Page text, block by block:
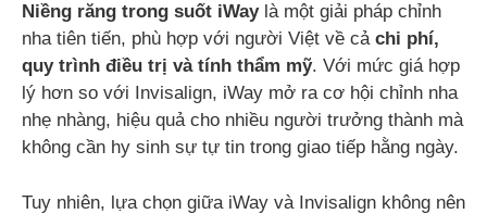
Niềng răng trong suốt iWaylà một giải pháp chỉnh
nha tiên tiến, phù hợp với người Việt về cả chi phí,
quy trình điều trị và tính thẩm mỹ. Với mức giá hợp
lý hơn so với Invisalign, iWay mở ra cơ hội chỉnh nha
nhẹ nhàng, hiệu quả cho nhiều người trưởng thành mà
không cần hy sinh sự tự tin trong giao tiếp hằng ngày.
Tuy nhiên, lựa chọn giữa iWay và Invisalign không nên